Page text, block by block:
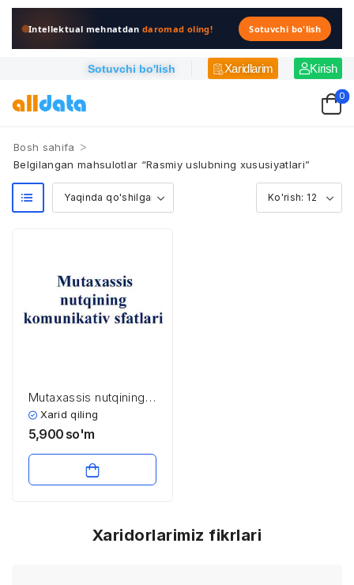
Intellektual mehnatdandaromad oling! Sotuvchi bo'lish
Sotuvchi bo'lish Xaridlarim Kirish
0
Bosh sahifa >
Belgilangan mahsulotlar “Rasmiy uslubning xususiyatlari”
Mutaxassis nutqining
komunikativ sifatlari
Xarid qiling
5,900 so'm
Xaridorlarimiz fikrlari